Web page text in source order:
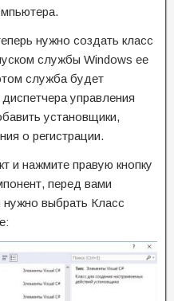
нужно создать класс
службы Windows ее
служба будет
управления
установщики,
о регистрации.
и нажмите правую кнопку
перед вами
нужно выбрать Класс